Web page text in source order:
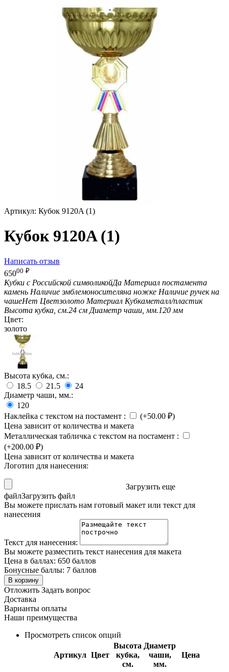
Артикул: Кубок 9120A (1)
Кубок 9120A (1)
Написать отзыв
65000 ₽
Кубки с Российской символикойДа Материал постамента
камень Наличие эмблемоносителяна ножке Наличие ручек на
чашеНет Цветзолото Материал Кубкаметалл/пластик
Высота кубка, см.24 см Диаметр чаши, мм.120 мм
Цвет:
золото
Высота кубка, см.:
18.5
21.5
24
Диаметр чаши, мм.:
120
Наклейка с текстом на постамент : (+50.00 ₽)
Цена зависит от количества и макета
Металлическая табличка с текстом на постамент :
(+200.00 ₽)
Цена зависит от количества и макета
Логотип для нанесения:
Загрузить еще
файлЗагрузить файл
Вы можете прислать нам готовый макет или текст для
нанесения
Текст для нанесения:
Вы можете разместить текст нанесения для макета
Цена в баллах: 650 баллов
Бонусные баллы: 7 баллов
В корзину
Отложить Задать вопрос
Доставка
Варианты оплаты
Наши преимущества
Просмотреть список опций
Артикул Цвет
Высота
кубка,
см.
Диаметр
чаши,
мм.
Цена